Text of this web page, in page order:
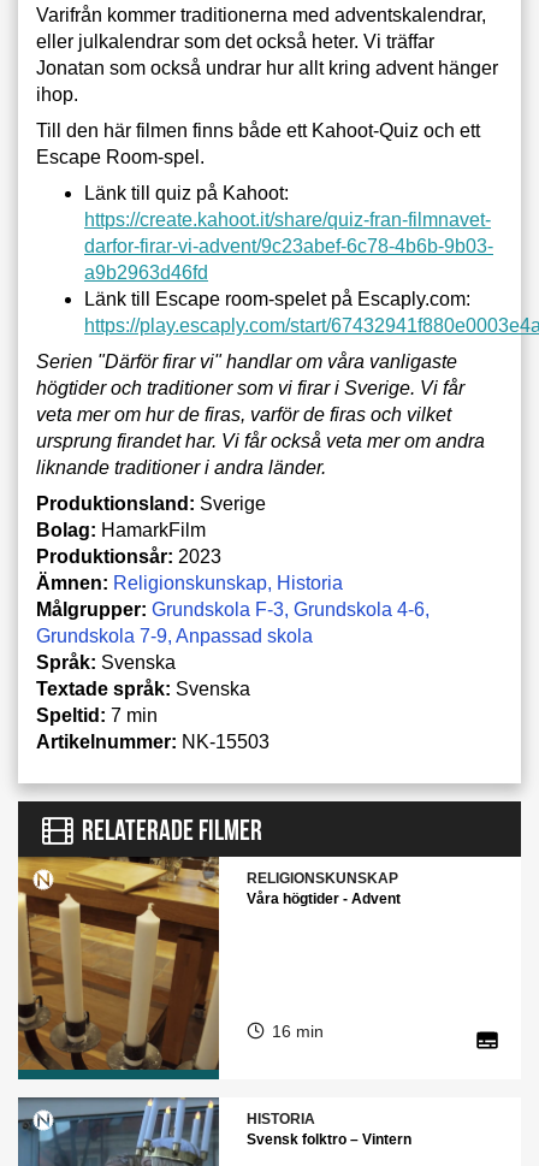
Varifrån kommer traditionerna med adventskalendrar,
eller julkalendrar som det också heter. Vi träffar
Jonatan som också undrar hur allt kring advent hänger
ihop.
Till den här filmen finns både ett Kahoot-Quiz och ett
Escape Room-spel.
Länk till quiz på Kahoot:
https://create.kahoot.it/share/quiz-fran-filmnavet-
darfor-firar-vi-advent/9c23abef-6c78-4b6b-9b03-
a9b2963d46fd
Länk till Escape room-spelet på Escaply.com:
https://play.escaply.com/start/
Serien "Därför firar vi" handlar om våra vanligaste
högtider och traditioner som vi firar i Sverige. Vi får
veta mer om hur de firas, varför de firas och vilket
ursprung firandet har. Vi får också veta mer om andra
liknande traditioner i andra länder.
Produktionsland: Sverige
Bolag: HamarkFilm
Produktionsår: 2023
Ämnen: Religionskunskap Historia
Målgrupper: Grundskola F-3 Grundskola 4-6
Grundskola 7-9 Anpassad skola
Språk: Svenska
Textade språk: Svenska
Speltid: 7 min
Artikelnummer: NK-15503
RELATERADE FILMER
RELIGIONSKUNSKAP
Våra högtider - Advent
16 min
HISTORIA
Svensk folktro – Vintern